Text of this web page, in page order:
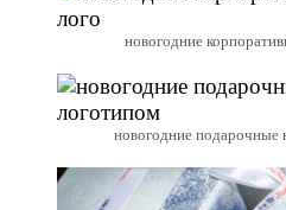
новогодние
новогодние подарочные